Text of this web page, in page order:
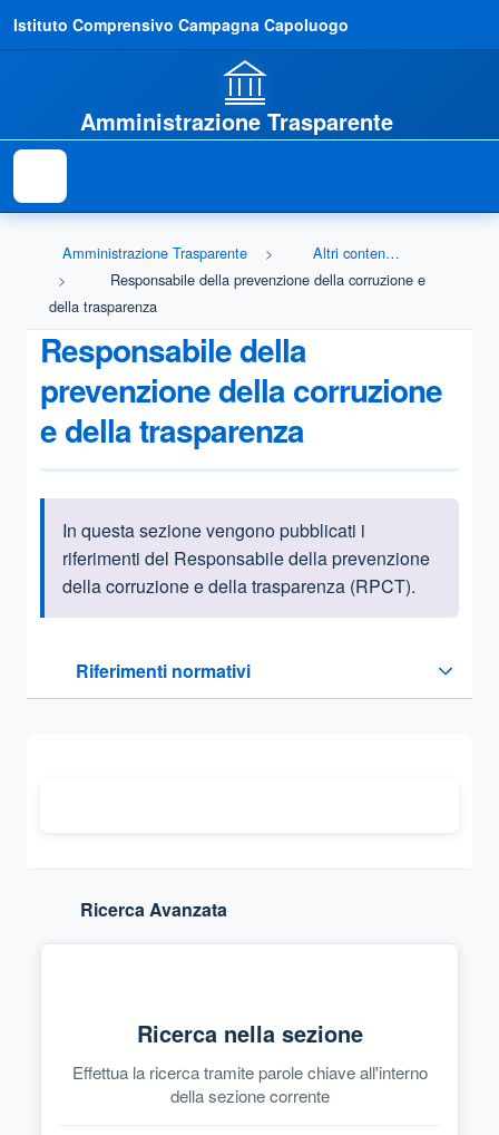
Istituto Comprensivo Campagna Capoluogo
Amministrazione Trasparente
Amministrazione Trasparente
Altri contenuti - Prevenzione della Corruzione
Responsabile della prevenzione della corruzione e
della trasparenza
Responsabile della
prevenzione della corruzione
e della trasparenza
Informazioni introduttive
In questa sezione vengono pubblicati i
riferimenti del Responsabile della prevenzione
della corruzione e della trasparenza (RPCT).
Riferimenti normativi
Sezione compressa
Ricerca Avanzata
Ricerca nella sezione
Effettua la ricerca tramite parole chiave all'interno
della sezione corrente